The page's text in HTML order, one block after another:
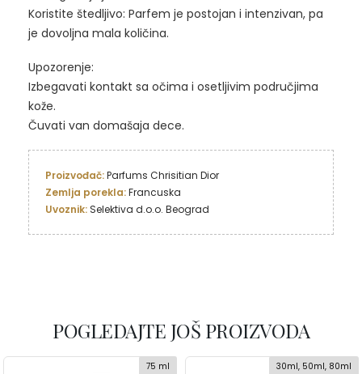
Koristite štedljivo: Parfem je postojan i intenzivan, pa
je dovoljna mala količina.
Upozorenje:
Izbegavati kontakt sa očima i osetljivim područjima
kože.
Čuvati van domašaja dece.
Proizvođač:
Zemlja porekla:
Uvoznik: Selektiva d.o.o. Beograd
POGLEDAJTE JOŠ PROIZVODA
75 ml 30ml, 50ml, 80ml